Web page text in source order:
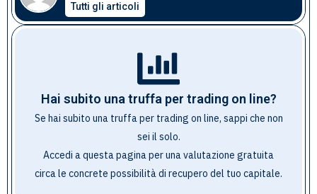
Tutti gli articoli
Hai subito una truffa per trading on line?
Se hai subito una truffa per trading on line, sappi che non
sei il solo.
Accedi a questa pagina per una valutazione gratuita
circa le concrete possibilità di recupero del tuo capitale.